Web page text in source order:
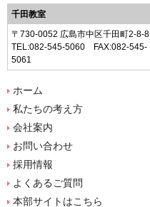
千田教室
〒730-0052 広島市中区千田町2-8-8
TEL:082-545-5060 FAX:082-545-
5061
ホーム
私たちの考え方
会社案内
お問い合わせ
採用情報
よくあるご質問
本部サイトはこちら